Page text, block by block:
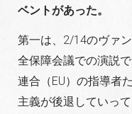
ベントがあった。
第一は、2/14のヴァ
全保障会議での演説
連合（EU）の指導者
主義が後退していっ